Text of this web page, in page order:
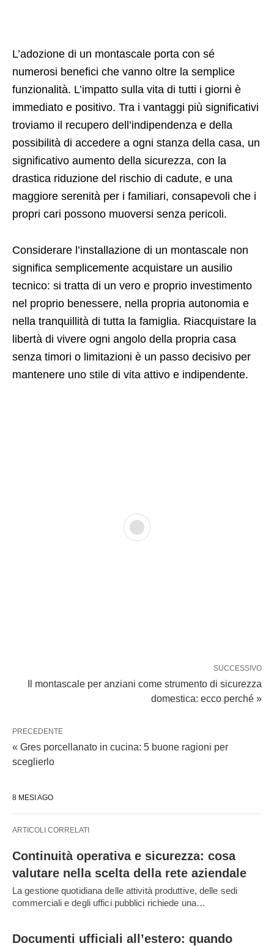
L’adozione di un montascale porta con sé
numerosi benefici che vanno oltre la semplice
funzionalità. L’impatto sulla vita di tutti i giorni è
immediato e positivo. Tra i vantaggi più significativi
troviamo il recupero dell’indipendenza e della
possibilità di accedere a ogni stanza della casa, un
significativo aumento della sicurezza, con la
drastica riduzione del rischio di cadute, e una
maggiore serenità per i familiari, consapevoli che i
propri cari possono muoversi senza pericoli.
Considerare l’installazione di un montascale non
significa semplicemente acquistare un ausilio
tecnico: si tratta di un vero e proprio investimento
nel proprio benessere, nella propria autonomia e
nella tranquillità di tutta la famiglia. Riacquistare la
libertà di vivere ogni angolo della propria casa
senza timori o limitazioni è un passo decisivo per
mantenere uno stile di vita attivo e indipendente.
SUCCESSIVO
Il montascale per anziani come strumento di sicurezza
domestica: ecco perché »
PRECEDENTE
« Gres porcellanato in cucina: 5 buone ragioni per
sceglierlo
8 MESI AGO
ARTICOLI CORRELATI
Continuità operativa e sicurezza: cosa
valutare nella scelta della rete aziendale
La gestione quotidiana delle attività produttive, delle sedi
commerciali e degli uffici pubblici richiede una…
Documenti ufficiali all’estero: quando